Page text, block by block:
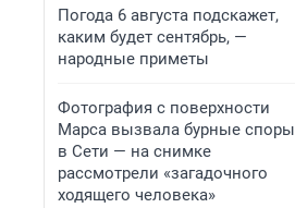
Погода 6 августа подскажет,
каким будет сентябрь, —
народные приметы
Фотография с поверхности
Марса вызвала бурные споры
в Сети — на снимке
рассмотрели «загадочного
ходящего человека»